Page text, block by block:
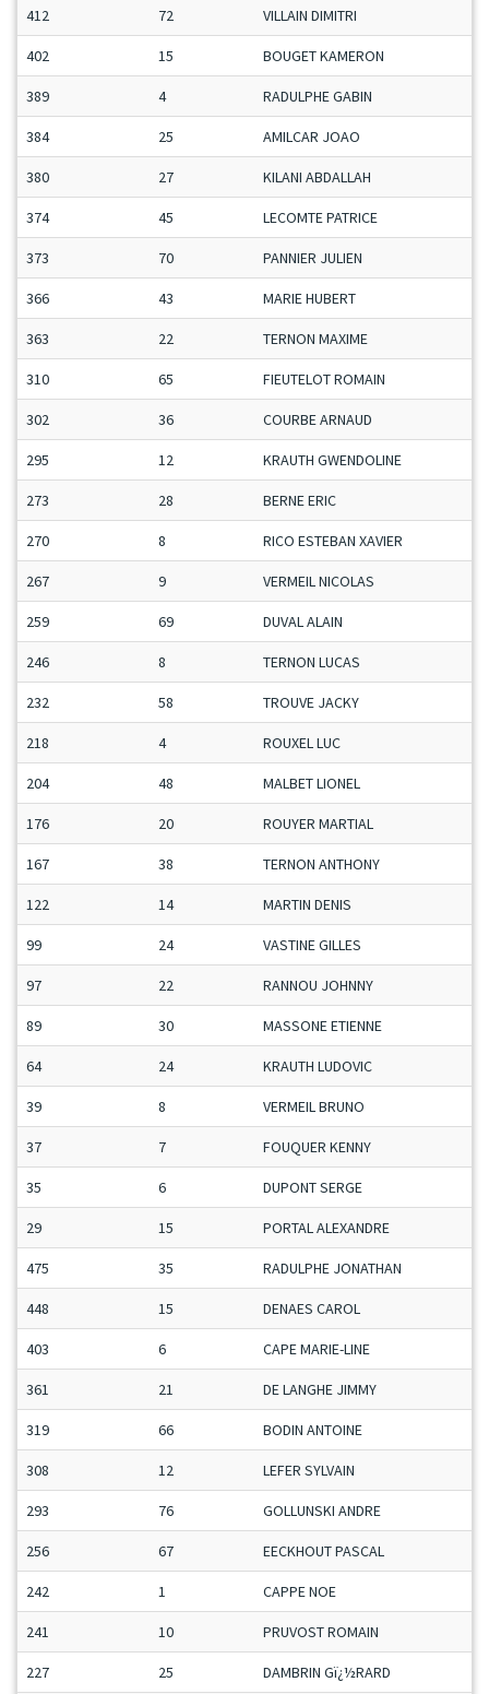
412 72 VILLAIN DIMITRI
402 15 BOUGET KAMERON
389 4 RADULPHE GABIN
384 25 AMILCAR JOAO
380 27 KILANI ABDALLAH
374 45 LECOMTE PATRICE
373 70 PANNIER JULIEN
366 43 MARIE HUBERT
363 22 TERNON MAXIME
310 65 FIEUTELOT ROMAIN
302 36 COURBE ARNAUD
295 12 KRAUTH GWENDOLINE
273 28 BERNE ERIC
270 8 RICO ESTEBAN XAVIER
267 9 VERMEIL NICOLAS
259 69 DUVAL ALAIN
246 8 TERNON LUCAS
232 58 TROUVE JACKY
218 4 ROUXEL LUC
204 48 MALBET LIONEL
176 20 ROUYER MARTIAL
167 38 TERNON ANTHONY
122 14 MARTIN DENIS
99 24 VASTINE GILLES
97 22 RANNOU JOHNNY
89 30 MASSONE ETIENNE
64 24 KRAUTH LUDOVIC
39 8 VERMEIL BRUNO
37 7 FOUQUER KENNY
35 6 DUPONT SERGE
29 15 PORTAL ALEXANDRE
475 35 RADULPHE JONATHAN
448 15 DENAES CAROL
403 6 CAPE MARIE-LINE
361 21 DE LANGHE JIMMY
319 66 BODIN ANTOINE
308 12 LEFER SYLVAIN
293 76 GOLLUNSKI ANDRE
256 67 EECKHOUT PASCAL
242 1 CAPPE NOE
241 10 PRUVOST ROMAIN
227 25 DAMBRIN Gï¿½RARD